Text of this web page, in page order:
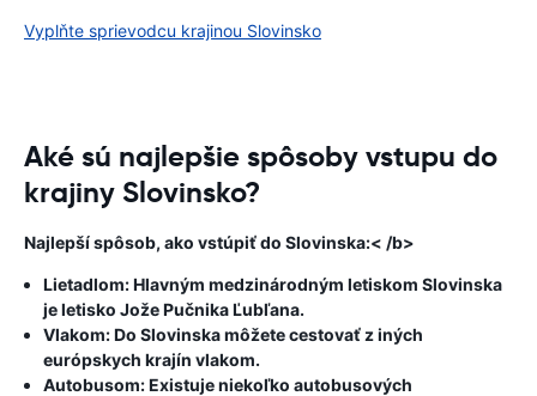
Vyplňte sprievodcu krajinou Slovinsko
Aké sú najlepšie spôsoby vstupu do
krajiny Slovinsko?
Najlepší spôsob, ako vstúpiť do Slovinska:< /b>
Lietadlom: Hlavným medzinárodným letiskom Slovinska
je letisko Jože Pučnika Ľubľana.
Vlakom: Do Slovinska môžete cestovať z iných
európskych krajín vlakom.
Autobusom: Existuje niekoľko autobusových